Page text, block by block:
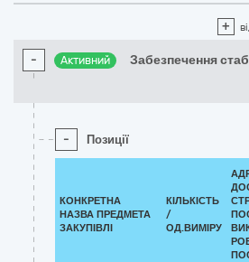
+
- Активний Забезпечення
- Позиції
КОНКРЕТНА
НАЗВА ПРЕДМЕТА
ЗАКУПІВЛІ
КІЛЬКІСТЬ
/
ОД.ВИМІРУ